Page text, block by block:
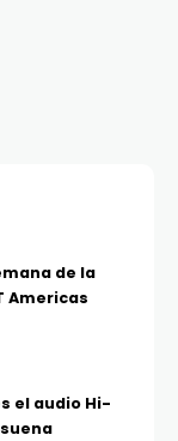
de la
Americas
el audio Hi-